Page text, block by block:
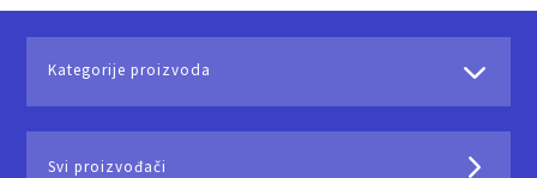
Kategorije proizvoda
Svi proizvođači